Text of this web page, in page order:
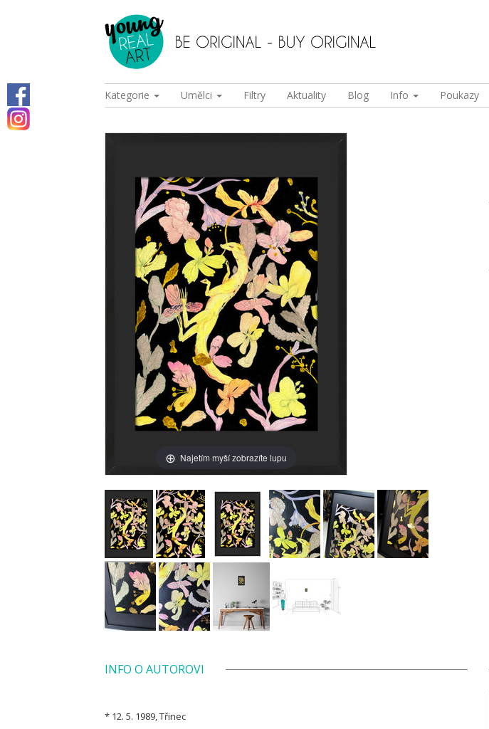
Kategorie Umělci Filtry Aktuality Blog Info Poukazy
Najetím myší zobrazíte lupu
INFO O AUTOROVI
* 12. 5. 1989, Třinec